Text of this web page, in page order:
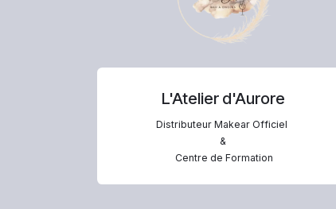
L'Atelier d'Aurore
Distributeur Makear Officiel
&
Centre de Formation